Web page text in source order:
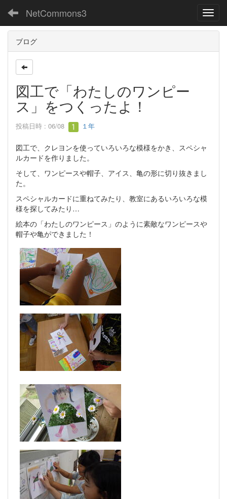
NetCommons3
ブログ
図工で「わたしのワンピー
ス」をつくったよ！
投稿日時 : 06/08 １年
図工で、クレヨンを使っていろいろな模様をかき、スペシャ
ルカードを作りました。
そして、ワンピースや帽子、アイス、亀の形に切り抜きまし
た。
スペシャルカードに重ねてみたり、教室にあるいろいろな模
様を探してみたり…
絵本の「わたしのワンピース」のように素敵なワンピースや
帽子や亀ができました！